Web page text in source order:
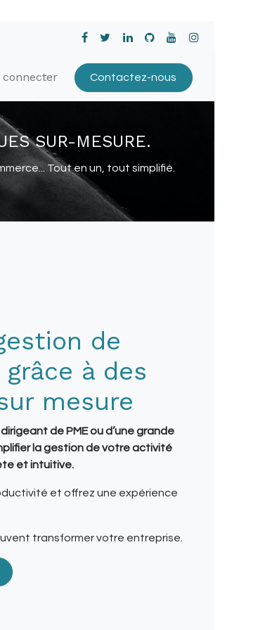
connecter Contactez-nous
SUR-MESURE.
Tout en un, tout simplifié.
de
à des
mesure
de PME ou d’une grande
la gestion de votre activité
et intuitive.
et offrez une expérience
transformer votre entreprise.